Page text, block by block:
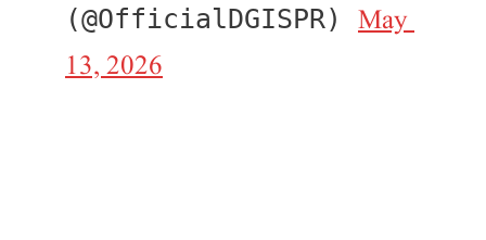
(@OfficialDGISPR) May
13, 2026